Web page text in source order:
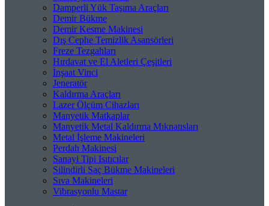
Damperli Yük Taşıma Araçları
Demir Bükme
Demir Kesme Makinesi
Dış Cephe Temizlik Asansörleri
Freze Tezgahları
Hırdavat ve El Aletleri Çeşitleri
İnşaat Vinci
Jeneratör
Kaldırma Araçları
Lazer Ölçüm Cihazları
Manyetik Matkaplar
Manyetik Metal Kaldırma Mıknatısları
Metal İşleme Makineleri
Perdah Makinesi
Sanayi Tipi Isıtıcılar
Silindirli Saç Bükme Makineleri
Sıva Makineleri
Vibrasyonlu Mastar